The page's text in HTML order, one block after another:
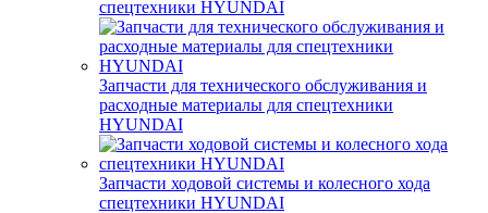
спецтехники HYUNDAI
Запчасти для технического обслуживания и
расходные материалы для спецтехники
HYUNDAI
Запчасти ходовой системы и колесного хода
спецтехники HYUNDAI